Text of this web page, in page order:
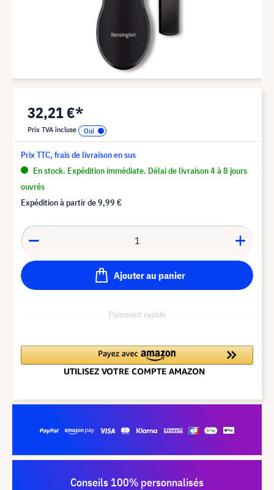
32,21 €*
Prix TVA incluse
Prix TTC, frais de livraison en sus
En stock. Expédition immédiate. Délai de livraison 4 à 8 jours
ouvrés
Expédition à partir de9,99 €
Ajouter au panier
Paiement rapide
Conseils 100% personnalisés